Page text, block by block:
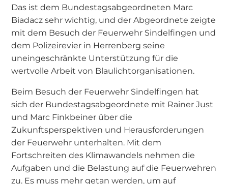
Das ist dem Bundestagsabgeordneten Marc
Biadacz sehr wichtig, und der Abgeordnete zeigte
mit dem Besuch der Feuerwehr Sindelfingen und
dem Polizeirevier in Herrenberg seine
uneingeschränkte Unterstützung für die
wertvolle Arbeit von Blaulichtorganisationen.
Beim Besuch der Feuerwehr Sindelfingen hat
sich der Bundestagsabgeordnete mit Rainer Just
und Marc Finkbeiner über die
Zukunftsperspektiven und Herausforderungen
der Feuerwehr unterhalten. Mit dem
Fortschreiten des Klimawandels nehmen die
Aufgaben und die Belastung auf die Feuerwehren
zu. Es muss mehr getan werden, um auf